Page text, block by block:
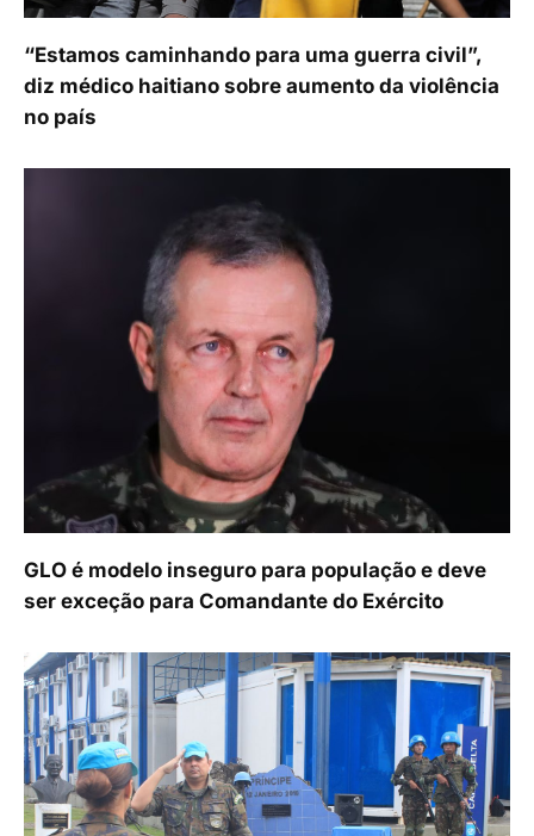
“Estamos caminhando para uma guerra civil”,
diz médico haitiano sobre aumento da violência
no país
GLO é modelo inseguro para população e deve
ser exceção para Comandante do Exército